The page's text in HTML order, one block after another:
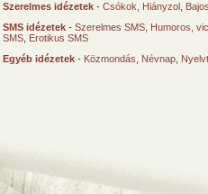
Szerelmes idézetek - Csókok Hiányzol
SMS idézetek - Szerelmes SMS Humoros,
SMS Erotikus SMS
Egyéb idézetek - Közmondás Névnap